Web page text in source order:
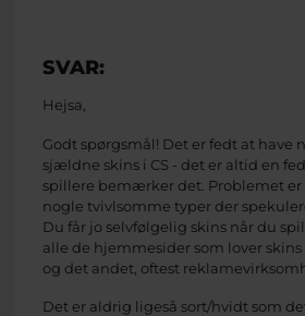
SVAR:
Hejsa,
Godt spørgsmål! Det er fedt at have
sjældne skins i CS - det er altid en
spillere bemærker det. Problemet er
nogle tvivlsomme typer der
Du får jo selvfølgelig skins når du
alle de hjemmesider som lover
og det andet, oftest
Det er aldrig ligeså sort/hvidt som